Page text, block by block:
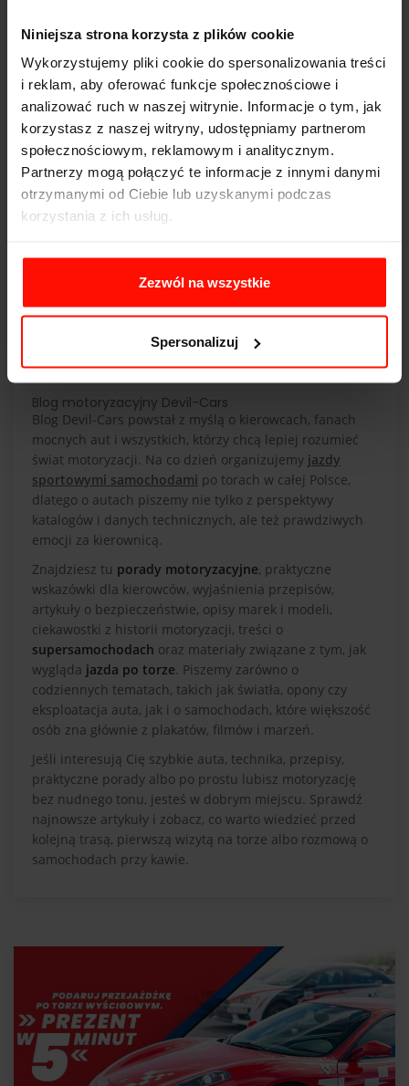
Niniejsza strona korzysta z plików cookie
Wykorzystujemy pliki cookie do spersonalizowania treści
i reklam, aby oferować funkcje społecznościowe i
analizować ruch w naszej witrynie. Informacje o tym, jak
korzystasz z naszej witryny, udostępniamy partnerom
społecznościowym, reklamowym i analitycznym.
Partnerzy mogą połączyć te informacje z innymi danymi
otrzymanymi od Ciebie lub uzyskanymi podczas
korzystania z ich usług.
Zezwól na wszystkie
Spersonalizuj
Top 10 najpopularniejszych aut w Devil-
Cars 2026
« 1 2 3 4 5 6 7 8 9
10
»
Blog motoryzacyjny Devil-Cars
Blog Devil-Cars powstał z myślą o kierowcach, fanach
mocnych aut i wszystkich, którzy chcą lepiej rozumieć
świat motoryzacji. Na co dzień organizujemy jazdy
sportowymi samochodami po torach w całej Polsce,
dlatego o autach piszemy nie tylko z perspektywy
katalogów i danych technicznych, ale też prawdziwych
emocji za kierownicą.
Znajdziesz tu porady motoryzacyjne, praktyczne
wskazówki dla kierowców, wyjaśnienia przepisów,
artykuły o bezpieczeństwie, opisy marek i modeli,
ciekawostki z historii motoryzacji, treści o
supersamochodach oraz materiały związane z tym, jak
wygląda jazda po torze. Piszemy zarówno o
codziennych tematach, takich jak światła, opony czy
eksploatacja auta, jak i o samochodach, które większość
osób zna głównie z plakatów, filmów i marzeń.
Jeśli interesują Cię szybkie auta, technika, przepisy,
praktyczne porady albo po prostu lubisz motoryzację
bez nudnego tonu, jesteś w dobrym miejscu. Sprawdź
najnowsze artykuły i zobacz, co warto wiedzieć przed
kolejną trasą, pierwszą wizytą na torze albo rozmową o
samochodach przy kawie.